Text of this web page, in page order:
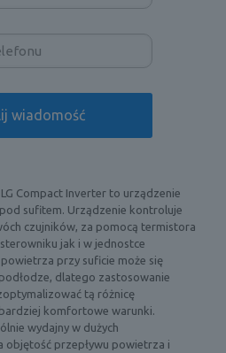
Compact Inverter to urządzenie
sufitem. Urządzenie kontroluje
czujników, za pomocą termistora
jak i w jednostce
przy suficie może się
dlatego zastosowanie
tą różnicę
komfortowe warunki.
wydajny w dużych
objętość przepływu powietrza i